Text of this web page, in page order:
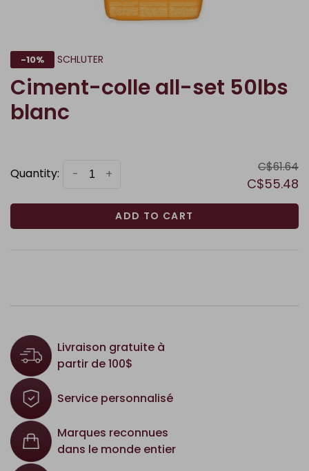
-10% SCHLUTER
Ciment-colle all-set 50lbs
blanc
Quantity: +
- C$61.64
C$55.48
ADD TO CART
Livraison gratuite à
partir de 100$
Service personnalisé
Marques reconnues
dans le monde entier